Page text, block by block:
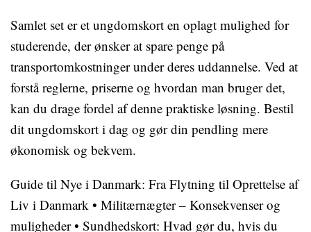
Samlet set er et ungdomskort en oplagt mulighed for
studerende, der ønsker at spare penge på
transportomkostninger under deres uddannelse. Ved at
forstå reglerne, priserne og hvordan man bruger det,
kan du drage fordel af denne praktiske løsning. Bestil
dit ungdomskort i dag og gør din pendling mere
økonomisk og bekvem.
Guide til Nye i Danmark: Fra Flytning til Oprettelse af
Liv i Danmark • Militærnægter – Konsekvenser og
muligheder• Sundhedskort: Hvad gør du, hvis du